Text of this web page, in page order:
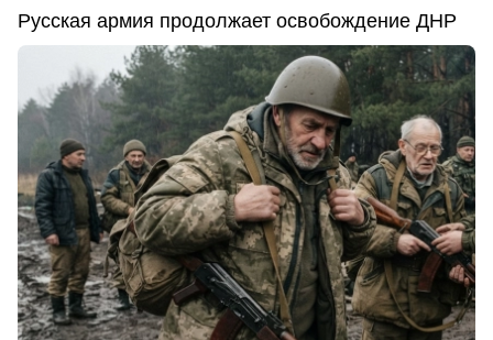
Русская армия продолжает освобождение ДНР